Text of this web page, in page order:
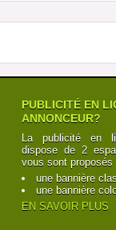
PUBLICITÉ EN
ANNONCEUR?
La publicité en
dispose de 2
vous sont proposés
une bannière
une bannière
EN SAVOIR PLUS